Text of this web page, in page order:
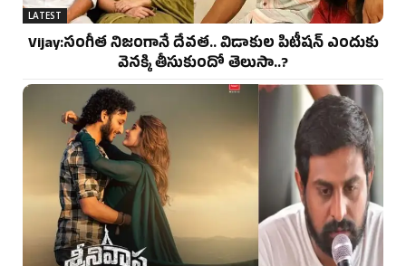
LATEST
Vijay:సంగీత నిజంగానే దేవత.. విడాకుల పిటీషన్ ఎందుకు
వెనక్కి తీసుకుందో తెలుసా..?